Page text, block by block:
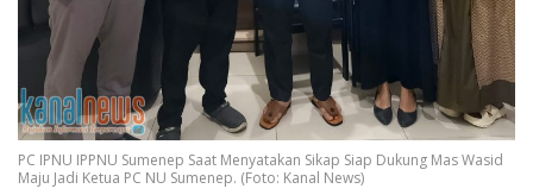
PC IPNU IPPNU Sumenep Saat Menyatakan Sikap Siap Dukung Mas Wasid
Maju Jadi Ketua PC NU Sumenep. (Foto: Kanal News)